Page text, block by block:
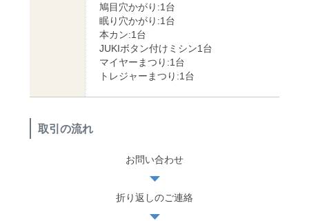
鳩目穴かがり:1台
眠り穴かがり:1台
本カン:1台
JUKIボタン付けミシン1台
マイヤーまつり:1台
トレジャーまつり:1台
取引の流れ
お問い合わせ
折り返しのご連絡